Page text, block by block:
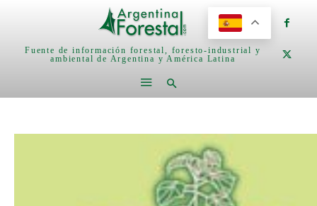
Fuente de información forestal, foresto-industrial y
ambiental de Argentina y América Latina